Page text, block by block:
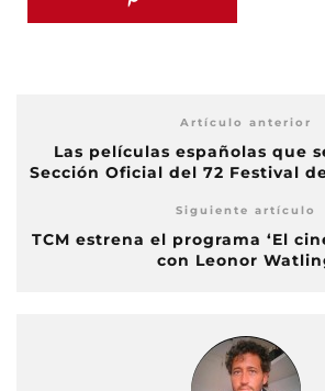
Artículo anterior
Las películas españolas que
Sección Oficial del 72 Festival
Siguiente artículo
TCM estrena el programa ‘El
con Leonor